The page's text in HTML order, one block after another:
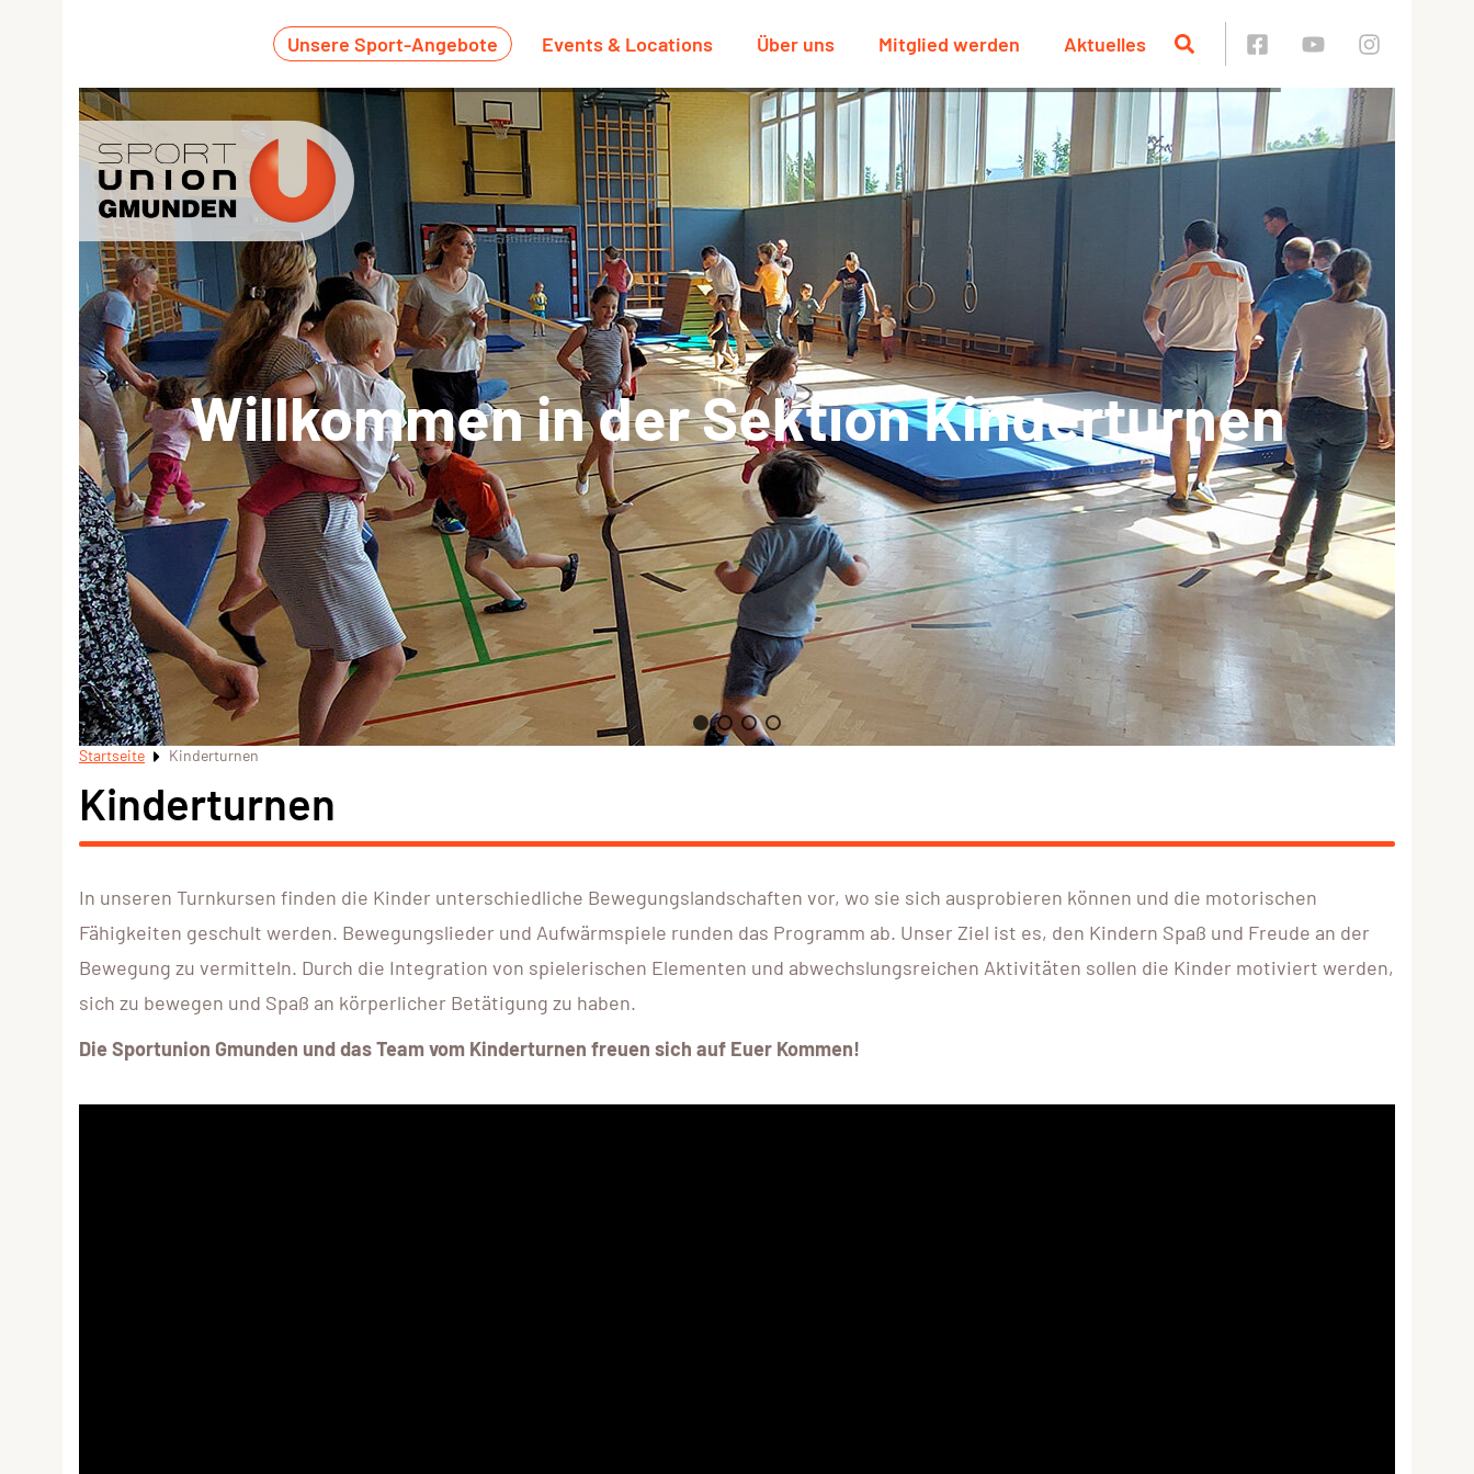
Unsere Sport-Angebote Events & Locations Über uns Mitglied werden Aktuelles
Willkommen in der Sektion Kinderturnen
Startseite Kinderturnen
Kinderturnen
In unseren Turnkursen finden die Kinder unterschiedliche Bewegungslandschaften vor, wo sie sich ausprobieren können und die motorischen
Fähigkeiten geschult werden. Bewegungslieder und Aufwärmspiele runden das Programm ab. Unser Ziel ist es, den Kindern Spaß und Freude an der
Bewegung zu vermitteln. Durch die Integration von spielerischen Elementen und abwechslungsreichen Aktivitäten sollen die Kinder motiviert werden,
sich zu bewegen und Spaß an körperlicher Betätigung zu haben.
Die Sportunion Gmunden und das Team vom Kinderturnen freuen sich auf Euer Kommen!